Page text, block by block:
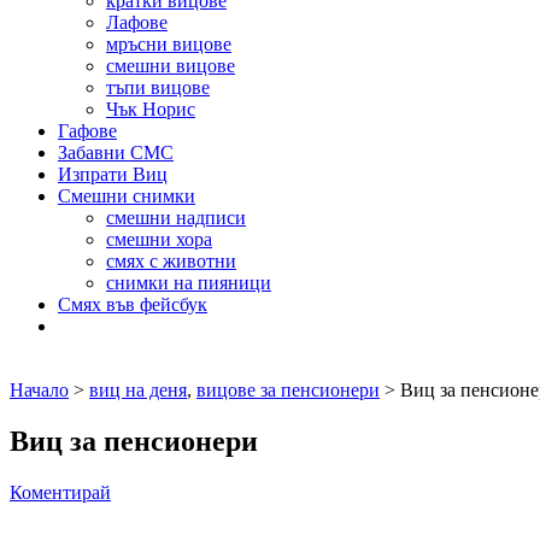
Лафове
мръсни вицове
смешни вицове
тъпи вицове
Чък Норис
Гафове
Забавни СМС
Изпрати Виц
Смешни снимки
смешни надписи
смешни хора
смях с животни
снимки на пияници
Смях във фейсбук
Начало > виц на деня, вицове за пенсионери > Виц за
Виц за пенсионери
Коментирай